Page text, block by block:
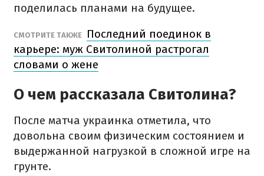
поделилась планами на будущее.
СМОТРИТЕ ТАКЖЕ
Последний поединок в
карьере: муж Свитолиной растрогал
словами о жене
О чем рассказала Свитолина?
После матча украинка отметила, что
довольна своим физическим состоянием и
выдержанной нагрузкой в сложной игре на
грунте.